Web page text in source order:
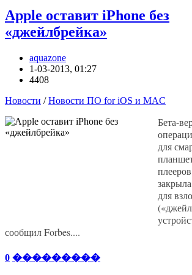
Apple оставит iPhone без
«джейлбрейка»
aquazone
1-03-2013, 01:27
4408
Новости /Новости ПО for iOS и MAC
Бета-
для
для
сообщил Forbes....
0 ���������